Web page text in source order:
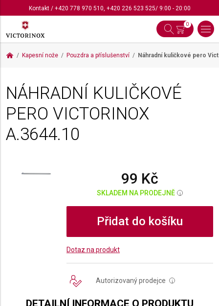
Kontakt/ +420 778 970 510, +420 226 523 525/ 9:00 - 20:00
0
Kapesní nože Pouzdra a příslušenství Náhradní kuličkové pero
NÁHRADNÍ KULIČKOVÉ
PERO VICTORINOX
A.3644.10
99 Kč
SKLADEM NA PRODEJNĚ i
Přidat do košíku
Dotaz na produkt
Autorizovaný prodejce i
DETAILNÍ INFORMACE O PRODUKTU